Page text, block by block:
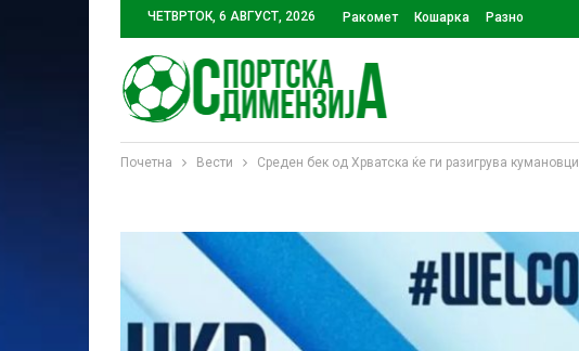
ЧЕТВРТОК, 6 АВГУСТ, 2026 Ракомет Кошарка Разно
Почетна Вести Среден бек од Хрватска ќе ги разигрува кумановци